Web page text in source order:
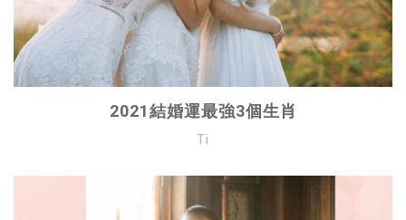
2021結婚運最強3個生肖
Ti